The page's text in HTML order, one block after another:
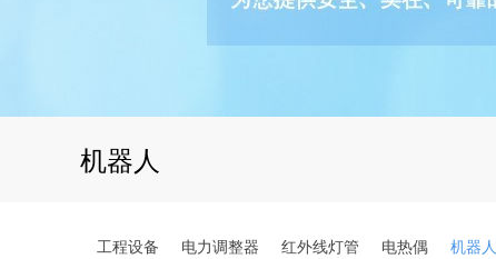
机器人
工程设备 电力调整器 红外线灯管 电热偶 机器人